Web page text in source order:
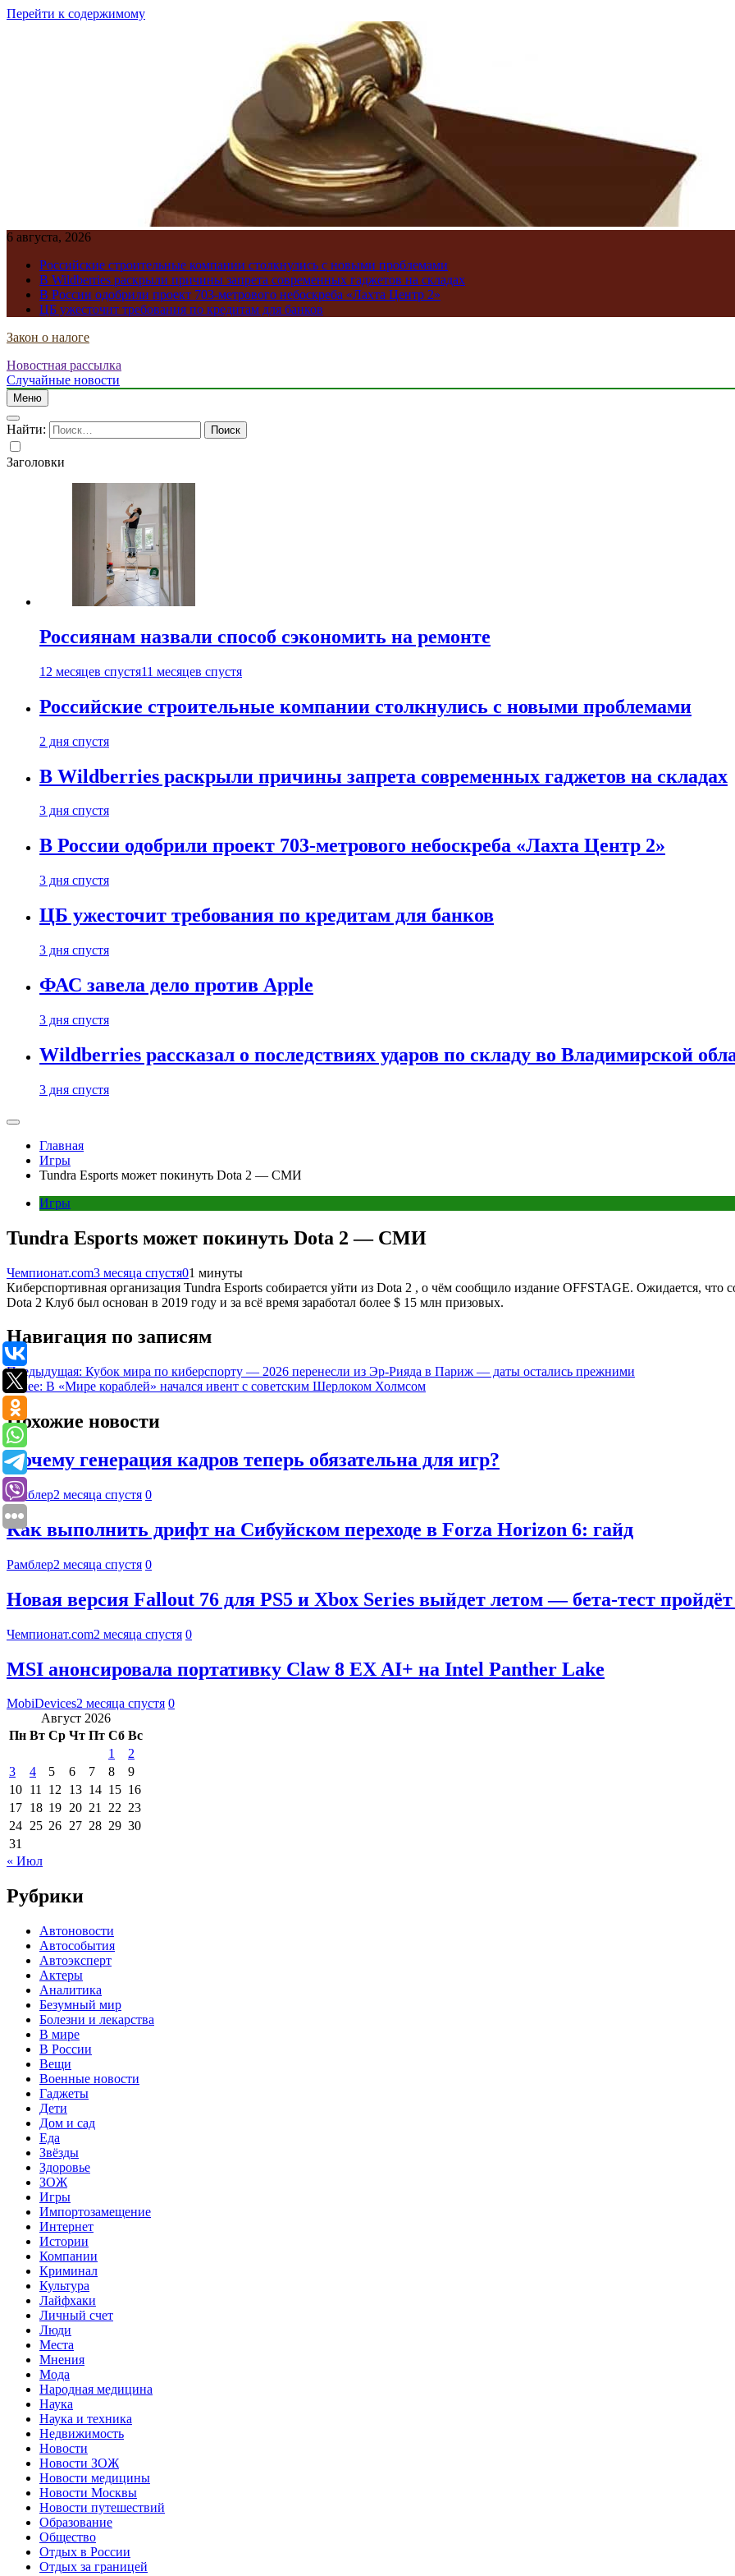
Перейти к содержимому
6 августа, 2026
Российские строительные компании столкнулись с новыми проблемами
В Wildberries раскрыли причины запрета современных гаджетов на складах
В России одобрили проект 703-метрового небоскреба «Лахта Центр 2»
ЦБ ужесточит требования по кредитам для банков
Закон о налоге
Новостная рассылка
Случайные новости
Меню
Найти:
Заголовки
Россиянам назвали способ сэкономить на ремонте
12 месяцев спустя11 месяцев спустя
Российские строительные компании столкнулись с новыми проблемами
2 дня спустя
В Wildberries раскрыли причины запрета современных гаджетов на складах
3 дня спустя
В России одобрили проект 703-метрового небоскреба «Лахта Центр 2»
3 дня спустя
ЦБ ужесточит требования по кредитам для банков
3 дня спустя
ФАС завела дело против Apple
3 дня спустя
Wildberries рассказал о последствиях ударов по складу во Владимирской
3 дня спустя
Главная
Игры
Tundra Esports может покинуть Dota 2 — СМИ
Игры
Tundra Esports может покинуть Dota 2 — СМИ
Чемпионат.com3 месяца спустя01 минуты
Киберспортивная организация Tundra Esports собирается уйти из Dota 2 , о чём сообщило издание OFFSTAGE. Ожидается, что
Dota 2 Клуб был основан в 2019 году и за всё время заработал более $ 15 млн призовых.
Навигация по записям
Предыдущая: Кубок мира по киберспорту — 2026 перенесли из Эр-Рияда в Париж — даты остались прежними
Далее: В «Мире кораблей» начался ивент с советским Шерлоком Холмсом
Похожие новости
Почему генерация кадров теперь обязательна для игр?
Рамблер2 месяца спустя 0
Как выполнить дрифт на Сибуйском переходе в Forza Horizon 6: гайд
Рамблер2 месяца спустя 0
Новая версия Fallout 76 для PS5 и Xbox Series выйдет летом — бета-тест
Чемпионат.com2 месяца спустя 0
MSI анонсировала портативку Claw 8 EX AI+ на Intel Panther Lake
MobiDevices2 месяца спустя 0
Август 2026
Пн Вт Ср Чт Пт Сб Вс
1
2
3
4 5 6 7 8
9
10 11 12 13 14 15 16
17 18 19 20 21 22 23
24 25 26 27 28 29 30
31
« Июл
Рубрики
Автоновости
Автособытия
Автоэксперт
Актеры
Аналитика
Безумный мир
Болезни и лекарства
В мире
В России
Вещи
Военные новости
Гаджеты
Дети
Дом и сад
Еда
Звёзды
Здоровье
ЗОЖ
Игры
Импортозамещение
Интернет
Истории
Компании
Криминал
Культура
Лайфхаки
Личный счет
Люди
Места
Мнения
Мода
Народная медицина
Наука
Наука и техника
Недвижимость
Новости
Новости ЗОЖ
Новости медицины
Новости Москвы
Новости путешествий
Образование
Общество
Отдых в России
Отдых за границей